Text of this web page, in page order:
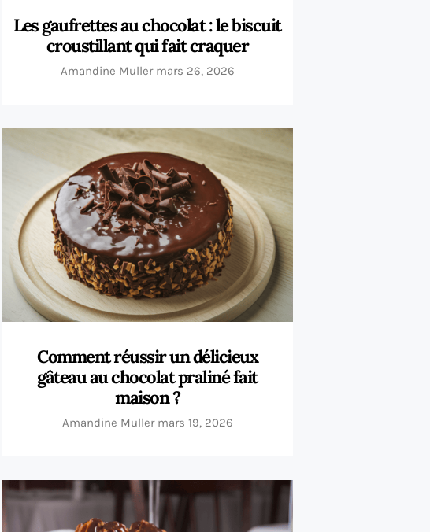
Les gaufrettes au chocolat : le biscuit
croustillant qui fait craquer
Amandine Muller mars 26, 2026
Comment réussir un délicieux
gâteau au chocolat praliné fait
maison ?
Amandine Muller mars 19, 2026